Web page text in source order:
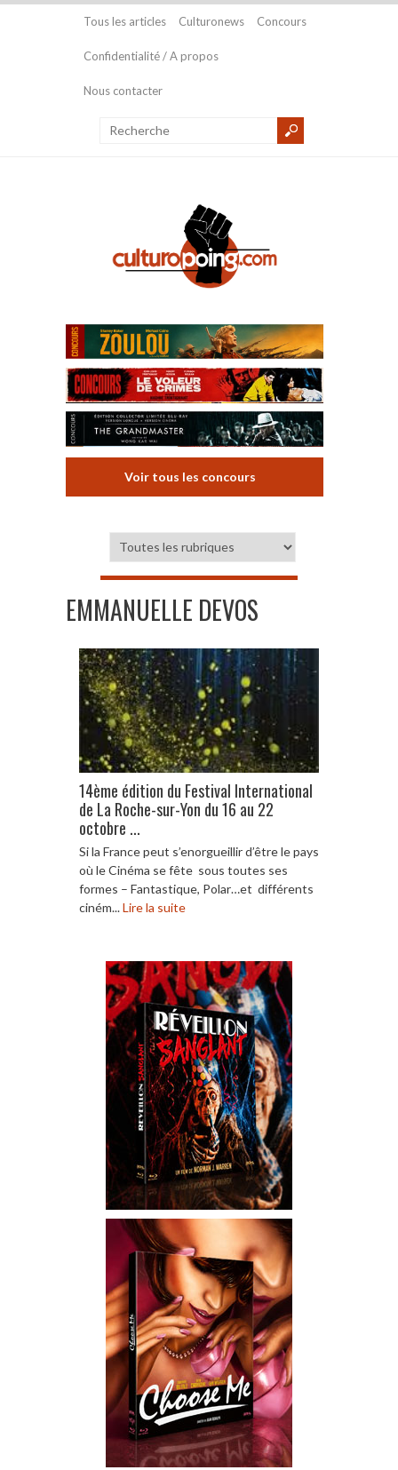
Tous les articles Culturonews Concours
Confidentialité / A propos
Nous contacter
Voir tous les concours
EMMANUELLE DEVOS
14ème édition du Festival International
de La Roche-sur-Yon du 16 au 22
octobre ...
Si la France peut s’enorgueillir d’être le pays
où le Cinéma se fête sous toutes ses
formes – Fantastique, Polar…et différents
ciném...Lire la suite